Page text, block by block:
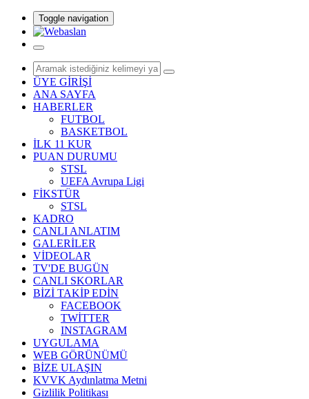
Toggle navigation
ÜYE GİRİŞİ
ANA SAYFA
HABERLER
FUTBOL
BASKETBOL
İLK 11 KUR
PUAN DURUMU
STSL
UEFA Avrupa Ligi
FİKSTÜR
STSL
KADRO
CANLI ANLATIM
GALERİLER
VİDEOLAR
TV'DE BUGÜN
CANLI SKORLAR
BİZİ TAKİP EDİN
FACEBOOK
TWİTTER
INSTAGRAM
UYGULAMA
WEB GÖRÜNÜMÜ
BİZE ULAŞIN
KVVK Aydınlatma Metni
Gizlilik Politikası